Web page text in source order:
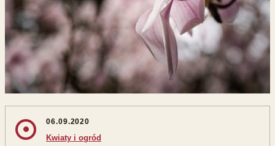
06.09.2020
Kwiaty i ogród